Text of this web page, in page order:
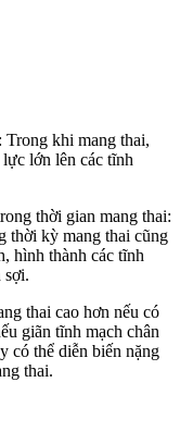
Trong khi mang thai,
lớn lên các tĩnh
thời gian mang thai:
thời kỳ mang thai cũng
hình thành các tĩnh
sợi.
thai cao hơn nếu có
giãn tĩnh mạch chân
có thể diễn biến nặng
thai.